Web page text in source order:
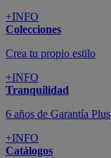
+INFO
Colecciones
Crea tu propio estilo
+INFO
Tranquilidad
6 años de Garantía Plus
+INFO
Catálogos